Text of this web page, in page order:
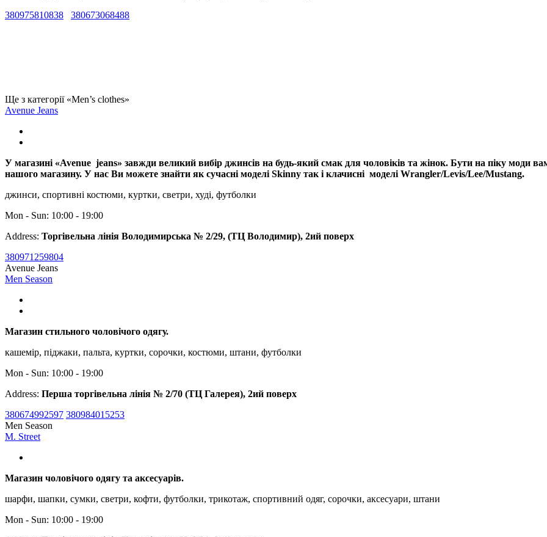
380975810838
380673068488
Ще з категорії «Men’s clothes»
Avenue Jeans
У магазині «Avenue jeans» завжди великий вибір джинсів на будь-який смак для чоловіків та жінок. Бути на піку моди
нашого магазину. У нас Ви можете знайти як сучасні моделі Skinny так і клачисні моделі Wrangler/Levis/Lee/Mustang.
джинси, спортивні костюми, куртки, светри, худі, футболки
Mon - Sun: 10:00 - 19:00
Address: Торгівельна лінія Володимирська № 2/29, (ТЦ Володимир), 2ий поверх
380971259804
Avenue Jeans
Men Season
Магазин стильного чоловічого одягу.
кашемір, піджаки, пальта, куртки, сорочки, костюми, штани, футболки
Mon - Sun: 10:00 - 19:00
Address: Перша торгівельна лінія № 2/70 (ТЦ Галерея), 2ий поверх
380674992597 380984015253
Men Season
M. Street
Магазин чоловічого одягу та аксесуарів.
шарфи, шапки, сумки, светри, кофти, футболки, трикотаж, cпортивний одяг, сорочки, аксесуари, штани
Mon - Sun: 10:00 - 19:00